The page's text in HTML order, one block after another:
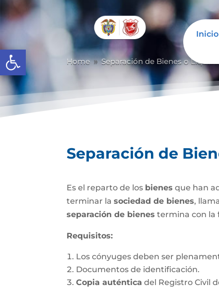
Abrir barra de herramientas
Inicio
Home 9 Separación de Bienes o
Separación de
Es el reparto de los bienes que han
terminar lasociedad de bienes,
separación de bienes termina con la
Requisitos:
Los cónyuges deben ser
Documentos de identificación.
Copia auténtica del Registro Civil